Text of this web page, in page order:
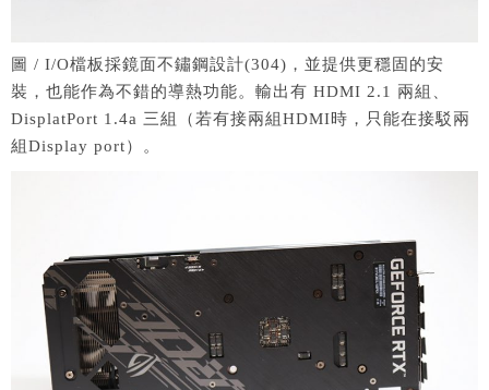
圖 / I/O檔板採鏡面不鏽鋼設計(304)，並提供更穩固的安
裝，也能作為不錯的導熱功能。輸出有 HDMI 2.1 兩組、
DisplatPort 1.4a 三組（若有接兩組HDMI時，只能在接駁兩
組Display port）。